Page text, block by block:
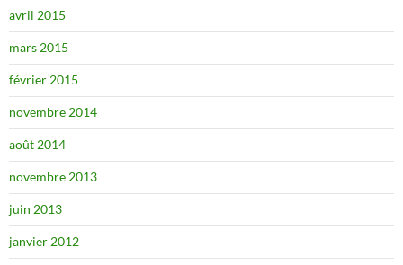
avril 2015
mars 2015
février 2015
novembre 2014
août 2014
novembre 2013
juin 2013
janvier 2012